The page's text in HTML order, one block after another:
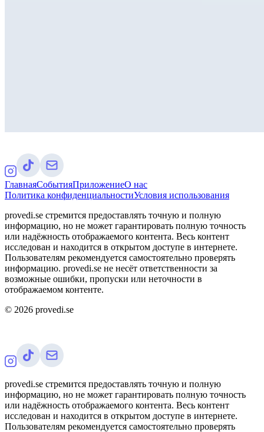
ГлавнаяСобытияПриложениеО нас
Политика конфиденциальностиУсловия использования
provedi.se стремится предоставлять точную и полную
информацию, но не может гарантировать полную точность
или надёжность отображаемого контента. Весь контент
исследован и находится в открытом доступе в интернете.
Пользователям рекомендуется самостоятельно проверять
информацию. provedi.se не несёт ответственности за
возможные ошибки, пропуски или неточности в
отображаемом контенте.
© 2026 provedi.se
provedi.se стремится предоставлять точную и полную
информацию, но не может гарантировать полную точность
или надёжность отображаемого контента. Весь контент
исследован и находится в открытом доступе в интернете.
Пользователям рекомендуется самостоятельно проверять